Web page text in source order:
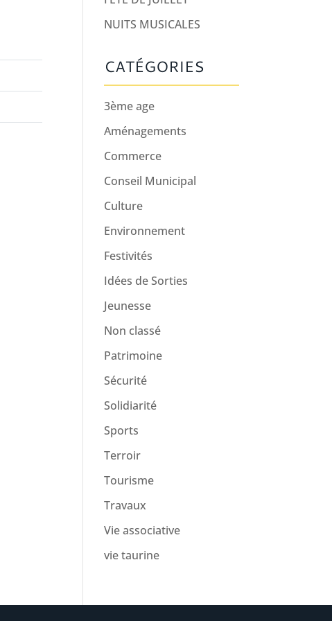
NUITS MUSICALES
CATÉGORIES
3ème age
Aménagements
Commerce
Conseil Municipal
Culture
Environnement
Festivités
Idées de Sorties
Jeunesse
Non classé
Patrimoine
Sécurité
Solidiarité
Sports
Terroir
Tourisme
Travaux
Vie associative
vie taurine